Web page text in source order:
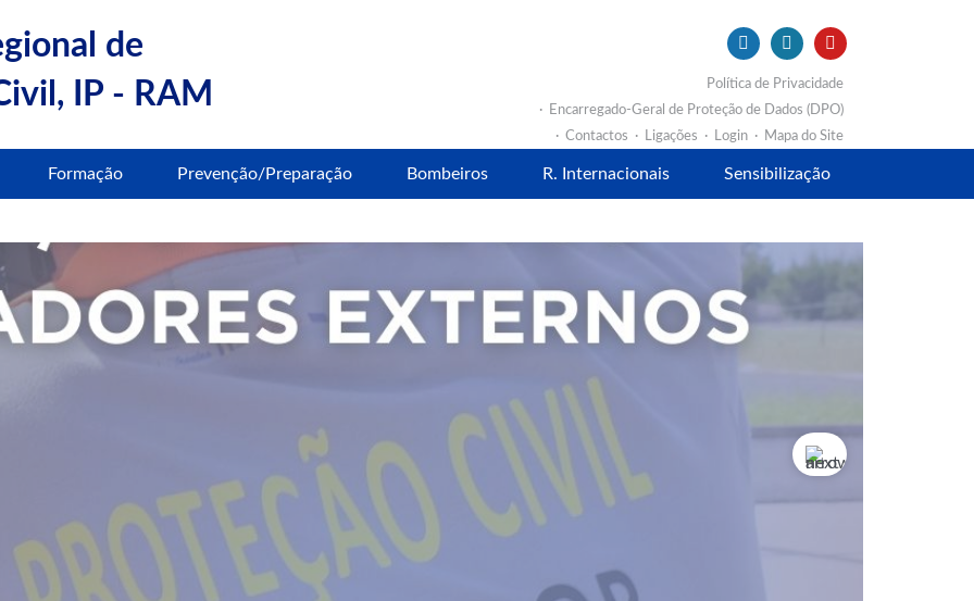
de
IP - RAM
Política de Privacidade
Encarregado-Geral de Proteção de Dados (DPO)
Contactos
Ligações Login Mapa do Site
Formação Prevenção/Preparação Bombeiros R. Internacionais Sensibilização